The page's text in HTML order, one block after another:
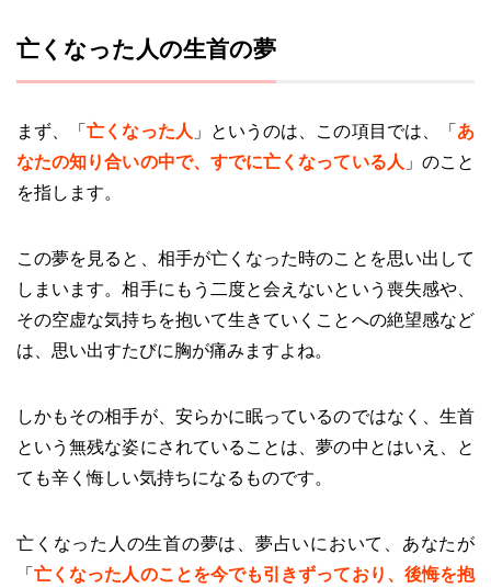
亡くなった人の生首の夢
まず、「亡くなった人 」というのは、この項目では、「 あ
なたの知り合いの中で、すでに亡くなっている人 」のこと
を指します。
この夢を見ると、相手が亡くなった時のことを思い出して
しまいます。相手にもう二度と会えないという喪失感や、
その空虚な気持ちを抱いて生きていくことへの絶望感など
は、思い出すたびに胸が痛みますよね。
しかもその相手が、安らかに眠っているのではなく、生首
という無残な姿にされていることは、夢の中とはいえ、と
ても辛く悔しい気持ちになるものです。
亡くなった人の生首の夢は、夢占いにおいて、あなたが
「亡くなった人のことを今でも引きずっており、後悔を抱